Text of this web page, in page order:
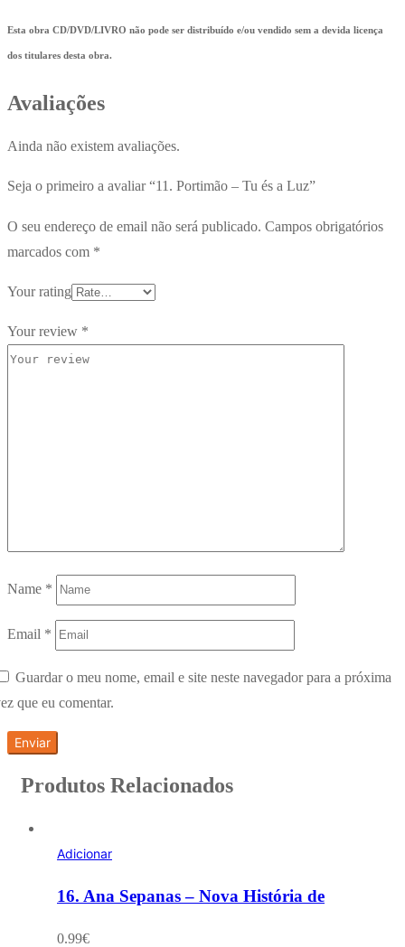
Esta obra CD/DVD/LIVRO não pode ser distribuído e/ou vendido sem a devida licença
dos titulares desta obra.
Avaliações
Ainda não existem avaliações.
Seja o primeiro a avaliar “11. Portimão – Tu és a Luz”
O seu endereço de email não será publicado. Campos obrigatórios
marcados com *
Your rating
Your review *
Name *
Email *
Guardar o meu nome, email e site neste navegador para a próxima
que eu comentar.
Produtos Relacionados
Adicionar
16. Ana Sepanas – Nova História de
0.99€